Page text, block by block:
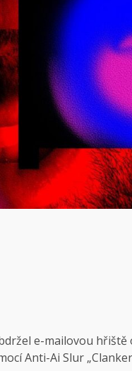
e-mailovou
Anti-Ai Slur